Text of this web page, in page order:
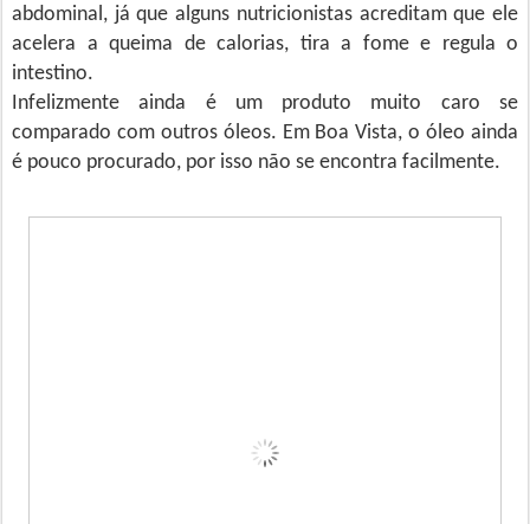
abdominal, já que alguns nutricionistas acreditam que ele
acelera a queima de calorias, tira a fome e regula o
intestino.
Infelizmente ainda é um produto muito caro se
comparado com outros óleos. Em Boa Vista, o óleo ainda
é pouco procurado, por isso não se encontra facilmente.